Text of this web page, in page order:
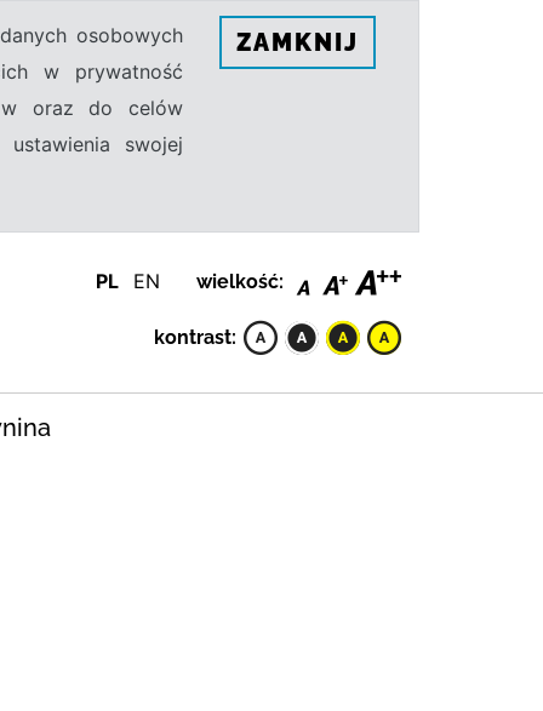
osobowych
w prywatność
oraz do celów
swojej
ZAMKNIJ
PL EN wielkość:
kontrast: